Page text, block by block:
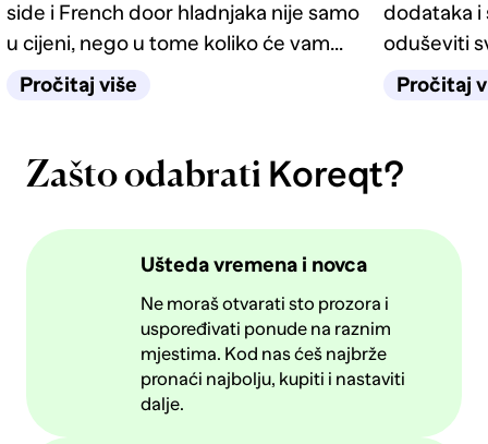
side i French door hladnjaka nije samo
u cijeni, nego u tome koliko će vam
život u kuhinji biti jednostavan
Pročitaj više
dodataka i
oduševiti
četiri
Pročitaj
Zašto odabrati Koreqt?
Ušteda vremena i novca
Ne moraš otvarati sto prozora i
uspoređivati ponude na raznim
mjestima. Kod nas ćeš najbrže
pronaći najbolju, kupiti i nastaviti
dalje.